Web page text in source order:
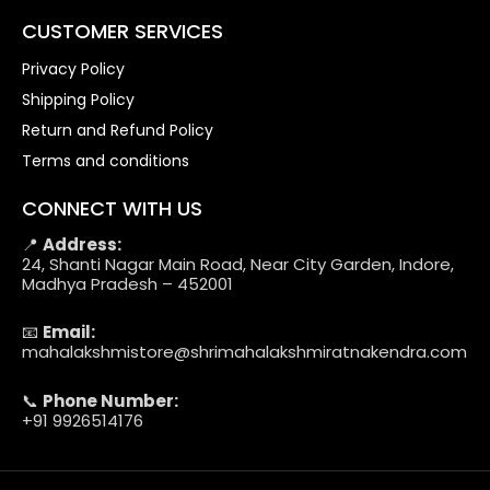
CUSTOMER SERVICES
Privacy Policy
Shipping Policy
Return and Refund Policy
Terms and conditions
CONNECT WITH US
📍 Address:
24, Shanti Nagar Main Road, Near City Garden, Indore,
Madhya Pradesh – 452001
📧 Email:
mahalakshmistore@shrimahalakshmiratnakendra.com
📞 Phone Number:
+91 9926514176